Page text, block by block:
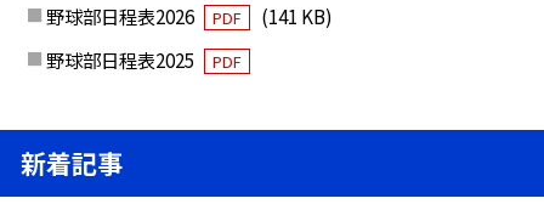
野球部日程表2026 PDF
(141 KB)
野球部日程表2025
PDF
新着記事